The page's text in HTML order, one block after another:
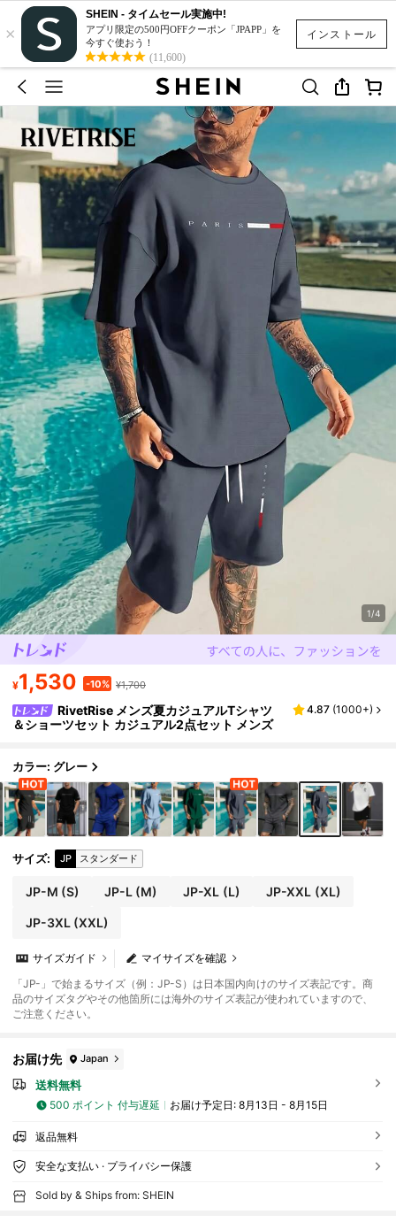
インストール
×
SHEIN - タイムセール実施中!
アプリ限定の500円OFFクーポン「JPAPP」を
今すぐ使おう！
(11,600)
1/4
¥1,530 -10% ¥1,700
RivetRise メンズ夏カジュアルTシャツ
＆ショーツセット カジュアル2点セット メンズ
4.87 (1000+)
カラー: グレー
サイズ: JP スタンダード
JP-M (S) JP-L (M) JP-XL (L) JP-XXL (XL)
JP-3XL(XXL)
マイサイズを確認
サイズガイド
「JP-」で始まるサイズ（例：JP-S）は日本国内向けのサイズ表記です。商
品のサイズタグやその他箇所には海外のサイズ表記が使われていますので、
ご注意ください。
お届け先 Japan
送料無料
500 ポイント 付与遅延 お届け予定日: 8月13日 - 8月15日
返品無料
安全な支払い · プライバシー保護
Sold by & Ships from: SHEIN